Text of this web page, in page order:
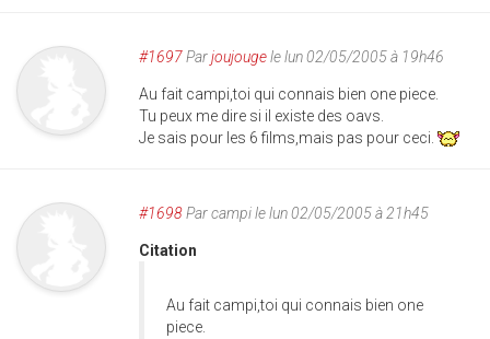
#1697Parjoujougele lun 02/05/2005 à 19h46
Au fait campi,toi qui connais bien one piece.
Tu peux me dire si il existe des oavs.
Je sais pour les 6 films,mais pas pour ceci.
#1698Parcampile lun 02/05/2005 à 21h45
Citation
Au fait campi,toi qui connais bien one
piece.